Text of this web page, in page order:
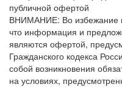
публичной офертой
ВНИМАНИЕ: Во избежание
что информация и
являются офертой,
Гражданского кодекса
собой возникновения
на условиях,